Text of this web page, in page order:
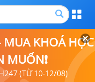
MUA KHOÁ HỌC
MUỐN❗
(TỪ 10-12/08)